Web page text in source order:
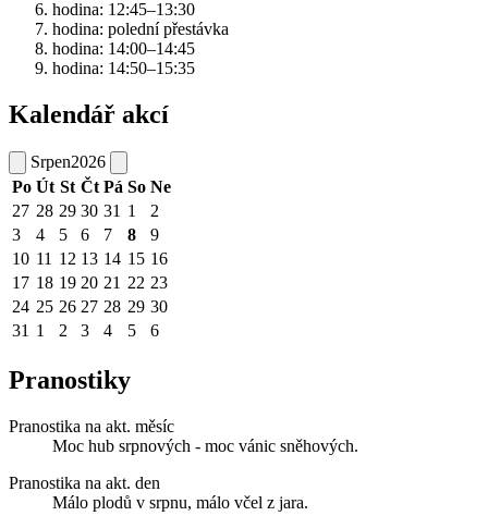
hodina: 12:45–13:30
hodina: polední přestávka
hodina: 14:00–14:45
hodina: 14:50–15:35
Kalendář akcí
Srpen2026
Po Út St Čt Pá So Ne
27 28 29 30 31 1
2
3
4 5 6 7 8
9
10 11 12 13 14 15 16
17 18 19 20 21 22 23
24 25 26 27 28 29 30
31 1 2 3 4 5 6
Pranostiky
Pranostika na akt. měsíc
Moc hub srpnových - moc vánic sněhových.
Pranostika na akt. den
Málo plodů v srpnu, málo včel z jara.